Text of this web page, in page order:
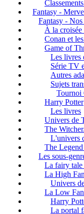
Fantasy -
Fantasy -
À la croisée
Conan et
Game of
Les livres
Série TV
Autres
Sujets
Tournoi
Harry Potter
Les livres
Univers de
The
L'univers
The
Les sous-
La fairy tale
La High
Univers
La Low
Harry
La portal